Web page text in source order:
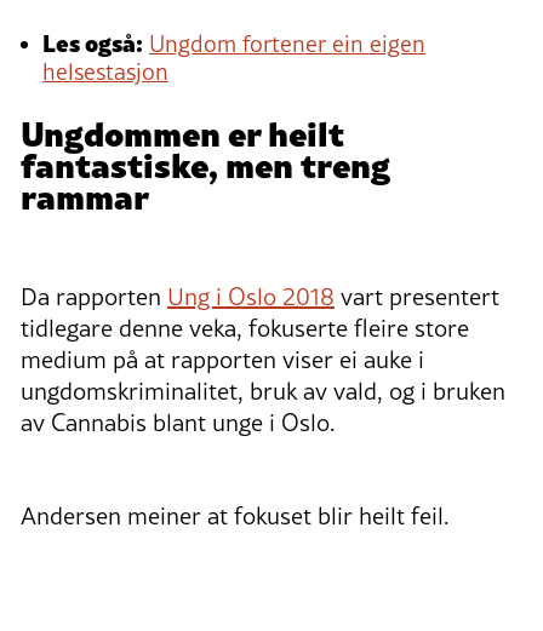
Les også: Ungdom fortener ein eigen
helsestasjon
Ungdommen er heilt
fantastiske, men treng
rammar
Da rapporten Ung i Oslo 2018 vart presentert
tidlegare denne veka, fokuserte fleire store
medium på at rapporten viser ei auke i
ungdomskriminalitet, bruk av vald, og i bruken
av Cannabis blant unge i Oslo.
Andersen meiner at fokuset blir heilt feil.